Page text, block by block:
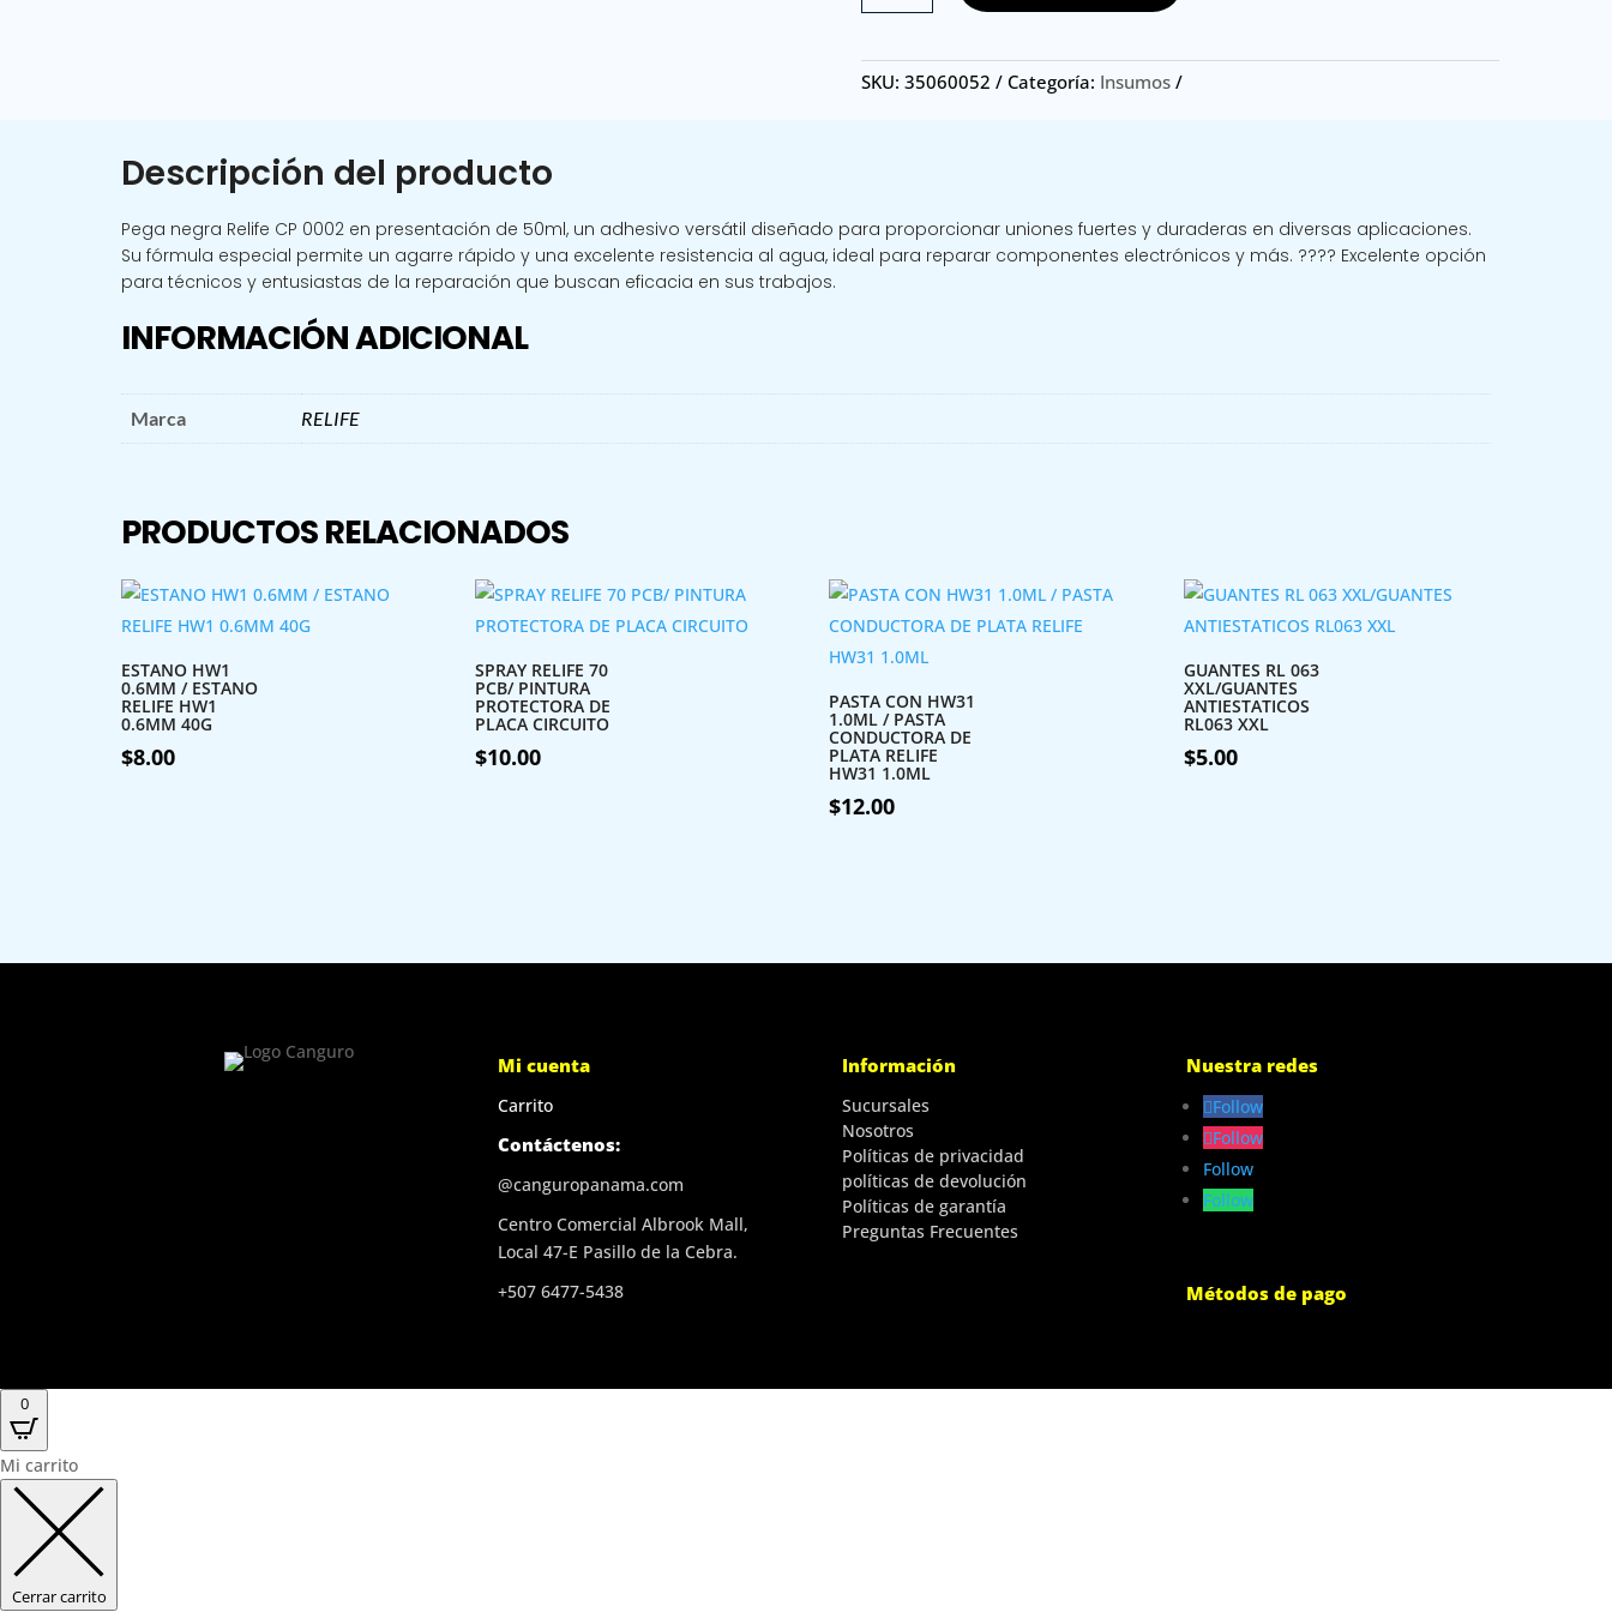
0002
PEGA
cantidad
SKU:35060052 Categoría: Insumos
Descripción del producto
Pega negra Relife CP 0002 en presentación de 50ml, un adhesivo versátil diseñado para proporcionar uniones fuertes y duraderas en diversas aplicaciones.
Su fórmula especial permite un agarre rápido y una excelente resistencia al agua, ideal para reparar componentes electrónicos y más. ???? Excelente opción
para técnicos y entusiastas de la reparación que buscan eficacia en sus trabajos.
INFORMACIÓN ADICIONAL
Marca RELIFE
PRODUCTOS RELACIONADOS
ESTANO HW1
0.6MM / ESTANO
RELIFE HW1
0.6MM 40G
$8.00
SPRAY RELIFE 70
PCB/ PINTURA
PROTECTORA DE
PLACA CIRCUITO
$10.00
PASTA CON HW31
1.0ML / PASTA
CONDUCTORA DE
PLATA RELIFE
HW31 1.0ML
$12.00
GUANTES RL 063
XXL/GUANTES
ANTIESTATICOS
RL063 XXL
$5.00
Mi cuenta
Carrito
Contáctenos:
@canguropanama.com
Centro Comercial Albrook Mall,
Local 47-E Pasillo de la Cebra.
+507 6477-5438
Información
Sucursales
Nosotros
Políticas de privacidad
políticas de devolución
Políticas de garantía
Preguntas Frecuentes
Nuestra redes
Follow
Follow
Follow
Follow
Métodos de pago
0
Mi carrito
Cerrar carrito